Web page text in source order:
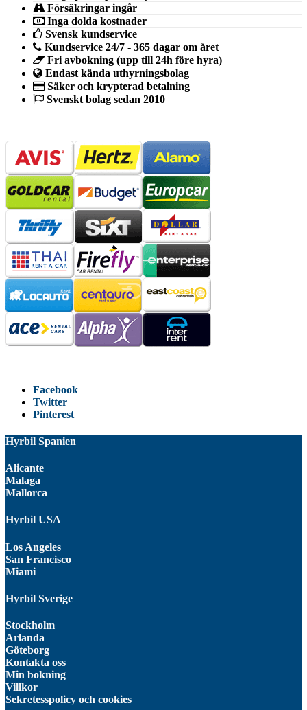
Försäkringar ingår
Inga dolda kostnader
Svensk kundservice
Kundservice 24/7 - 365 dagar om året
Fri avbokning (upp till 24h före hyra)
Endast kända uthyrningsbolag
Säker och krypterad betalning
Svenskt bolag sedan 2010
Facebook
Twitter
Pinterest
Hyrbil Spanien
Alicante
Malaga
Mallorca
Hyrbil USA
Los Angeles
San Francisco
Miami
Hyrbil Sverige
Stockholm
Arlanda
Göteborg
Kontakta oss
Min bokning
Villkor
Sekretesspolicy och cookies